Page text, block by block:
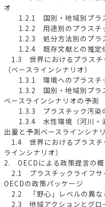
オ
1.2.1 国別・地域別プラ
1.2.2 用途別のプラスチ
1.2.3 処分方法別のプラ
1.2.4 既存文献との推定
1.3 世界におけるプラスチ
（ベースラインシナリオ）
1.3.1 環境へのプラスチッ
1.3.2 国別・地域別プラス
ベースラインシナリオの予測
1.3.3 プラスチック汚染の
1.3.4 水性環境（河川・湖
出量と予測ベースラインシナリ
1.4 世界におけるプラスチ
ラインシナリオ）
2. OECDによる政策提言の
2.1 プラスチックライフサ
OECDの政策パッケージ
2.2 「野心」レベルの異な
2.3 地域アクションとグロ